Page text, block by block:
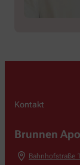
Kontakt
Brunnen
Bahnhofstraße